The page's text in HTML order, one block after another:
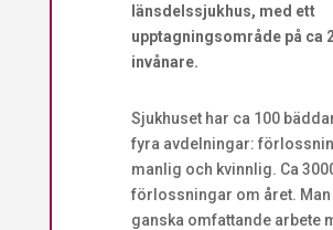
länsdelssjukhus, med ett
upptagningsområde på ca
invånare.
Sjukhuset har ca 100
fyra avdelningar:
manlig och kvinnlig. Ca
förlossningar om året. Man
ganska omfattande arbete